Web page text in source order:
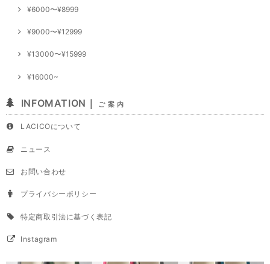
¥6000〜¥8999
¥9000〜¥12999
¥13000〜¥15999
¥16000~
INFOMATION｜ ご 案 内
LACICOについて
ニュース
お問い合わせ
プライバシーポリシー
特定商取引法に基づく表記
Instagram